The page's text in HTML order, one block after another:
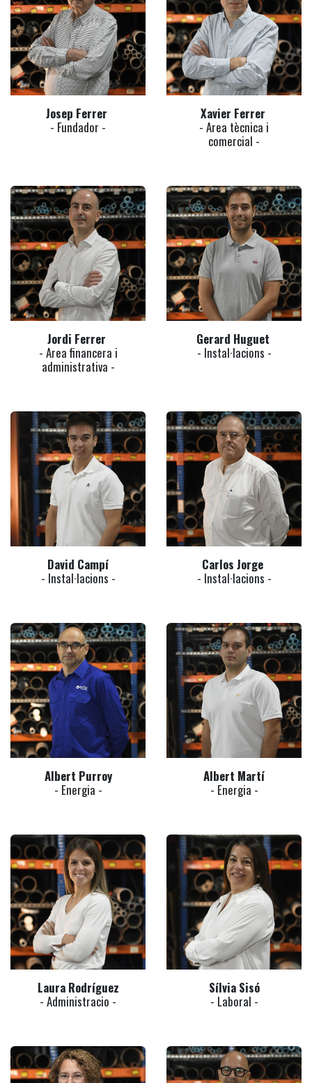
Josep Ferrer
- Fundador -
Xavier Ferrer
- Area tècnica i
comercial -
Jordi Ferrer
- Area financera i
administrativa -
Gerard Huguet
- Instal·lacions -
David Campí
- Instal·lacions -
Carlos Jorge
- Instal·lacions -
Albert Purroy
- Energia -
Albert Martí
- Energia -
Laura Rodríguez
- Administracio -
Sílvia Sisó
- Laboral -